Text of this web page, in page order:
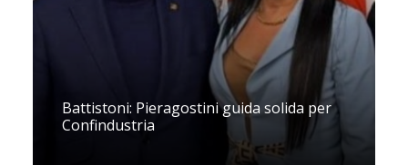
Battistoni: Pieragostini guida solida per
Confindustria